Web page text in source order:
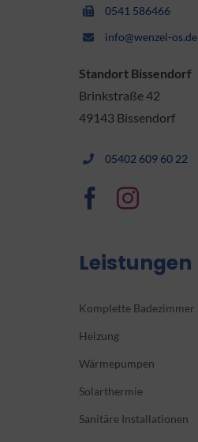
0541 586466
info@wenzel-os.de
Standort Bissendorf
Brinkstraße 42
49143 Bissendorf
05402 609 60 22
Leistungen
Komplette Badezimmer
Heizung
Wärmepumpen
Solarthermie
Sanitäre Installationen